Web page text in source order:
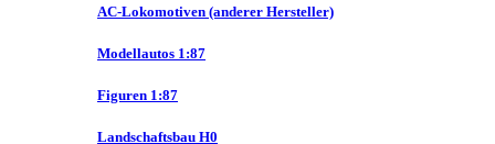
AC-Lokomotiven (anderer Hersteller)
Modellautos 1:87
Figuren 1:87
Landschaftsbau H0